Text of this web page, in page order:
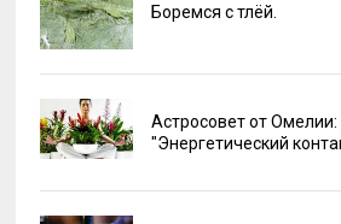
Боремся с тлёй.
Астросовет от Омелии:
"Энергетический